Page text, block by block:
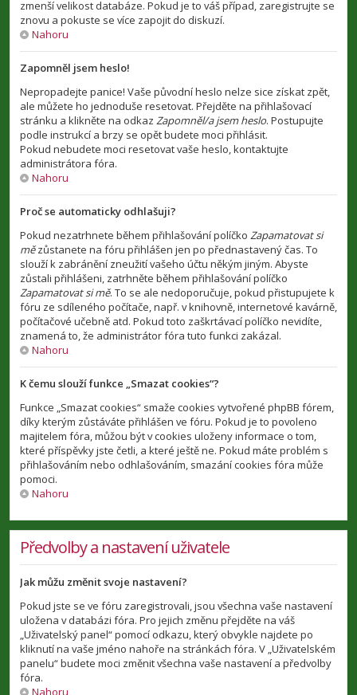
zmenší velikost databáze. Pokud je to váš případ, zaregistrujte se
znovu a pokuste se více zapojit do diskuzí.
Nahoru
Zapomněl jsem heslo!
Nepropadejte panice! Vaše původní heslo nelze sice získat zpět,
ale můžete ho jednoduše resetovat. Přejděte na přihlašovací
stránku a klikněte na odkaz Zapomněl/a jsem heslo. Postupujte
podle instrukcí a brzy se opět budete moci přihlásit.
Pokud nebudete moci resetovat vaše heslo, kontaktujte
administrátora fóra.
Nahoru
Proč se automaticky odhlašuji?
Pokud nezatrhnete během přihlašování políčko Zapamatovat si
mězůstanete na fóru přihlášen jen po přednastavený čas. To
slouží k zabránění zneužití vašeho účtu někým jiným. Abyste
zůstali přihlášeni, zatrhněte během přihlašování políčko
Zapamatovat si mě. To se ale nedoporučuje, pokud přistupujete k
fóru ze sdíleného počítače, např. v knihovně, internetové kavárně,
počítačové učebně atd. Pokud toto zaškrtávací políčko nevidíte,
znamená to, že administrátor fóra tuto funkci zakázal.
Nahoru
K čemu slouží funkce „Smazat cookies“?
Funkce „Smazat cookies“ smaže cookies vytvořené phpBB fórem,
díky kterým zůstáváte přihlášen ve fóru. Pokud je to povoleno
majitelem fóra, můžou být v cookies uloženy informace o tom,
které příspěvky jste četli, a které ještě ne. Pokud máte problém s
přihlašováním nebo odhlašováním, smazání cookies fóra může
pomoci.
Nahoru
Předvolby a nastavení uživatele
Jak můžu změnit svoje nastavení?
Pokud jste se ve fóru zaregistrovali, jsou všechna vaše nastavení
uložena v databázi fóra. Pro jejich změnu přejděte na váš
„Uživatelský panel“ pomocí odkazu, který obvykle najdete po
kliknutí na vaše jméno nahoře na stránkách fóra. V „Uživatelském
panelu“ budete moci změnit všechna vaše nastavení a předvolby
fóra.
Nahoru